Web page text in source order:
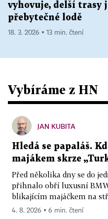
vyhovuje, delší trasy
přebytečné lodě
18. 3. 2026 ▪ 13 min. čtení
Vybíráme z HN
JAN KUBITA
Hledá se papaláš.
majákem skrze
Před několika dny se do
přihnalo obří luxusní
blikajícím majáčkem na
4. 8. 2026 ▪ 6 min. čtení